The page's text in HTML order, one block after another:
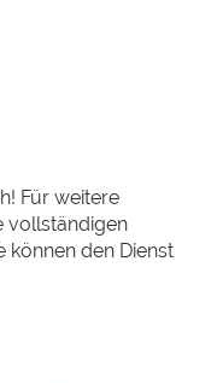
Für weitere
vollständigen
können den Dienst